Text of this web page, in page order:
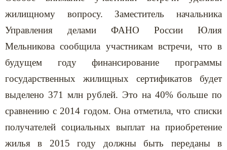
жилищному вопросу. Заместитель начальника
Управления делами ФАНО России Юлия
Мельникова сообщила участникам встречи, что в
будущем году финансирование программы
государственных жилищных сертификатов будет
выделено 371 млн рублей. Это на 40% больше по
сравнению с 2014 годом. Она отметила, что списки
получателей социальных выплат на приобретение
жилья в 2015 году должны быть переданы в